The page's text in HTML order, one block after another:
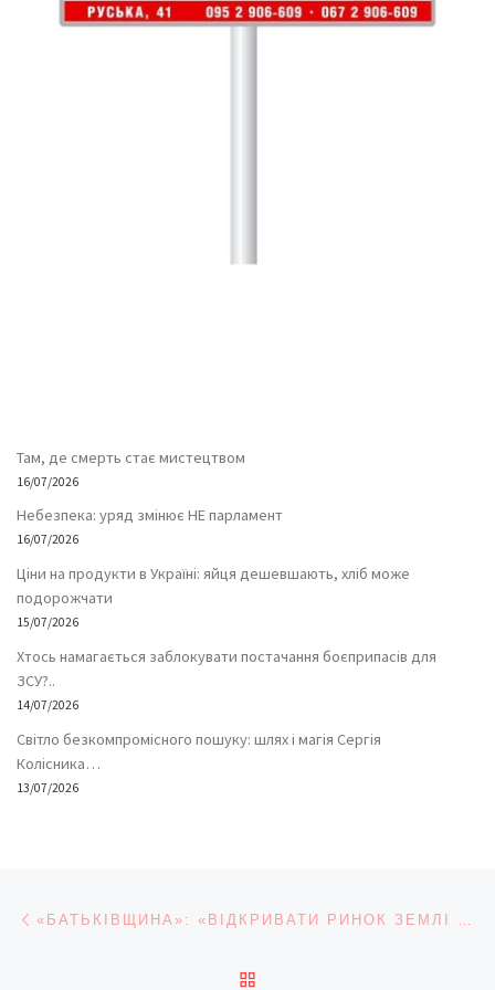
Там, де смерть стає мистецтвом
16/07/2026
Небезпека: уряд змінює НЕ парламент
16/07/2026
Ціни на продукти в Україні: яйця дешевшають, хліб може
подорожчати
15/07/2026
Хтось намагається заблокувати постачання боєприпасів для
ЗСУ?..
14/07/2026
Світло безкомпромісного пошуку: шлях і магія Сергія
Колісника…
13/07/2026
Навігація записів